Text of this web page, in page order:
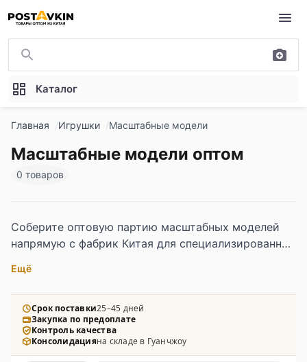
Перейти к основному содержимому
Каталог
Главная Игрушки Масштабные модели
Масштабные модели оптом
0 товаров
Соберите оптовую партию масштабных моделей
напрямую с фабрик Китая для специализированных
корпоративных закупок. В ассортименте модели
автомобилей, техники, самолётов и военной
техники в масштабах от 1:12 до 1:72 — с высокой
детализацией и точной проработкой внешнего
вида.
Ещё
Срок поставки25–45 дней
Закупка по предоплате
Контроль качества
Консолидацияна складе в Гуанчжоу